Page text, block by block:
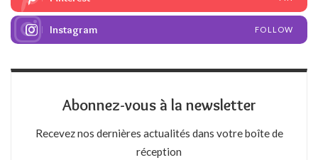
Instagram FOLLOW
Abonnez-vous à la newsletter
Recevez nos dernières actualités dans votre boîte de
réception